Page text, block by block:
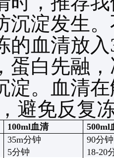
沉淀发生
的血清放入
蛋白先融
淀。血清
避免反复
100ml血清 500ml
35m分钟 90分钟
5分钟 18-20